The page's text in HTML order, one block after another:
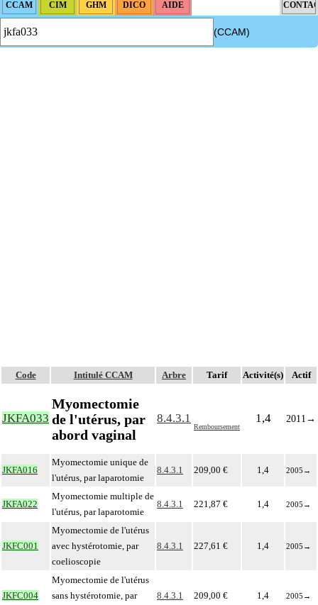
(CCAM)
Code Intitulé CCAM Arbre Tarif Activité(s) Actif
JKFA033
Myomectomie
de l'utérus, par
abord vaginal
8.4.3.1
Remboursement
1,4 2011 →
JKFA016
Myomectomie unique de
l'utérus, par laparotomie
8.4.3.1 209,00 € 1,4 2005 →
JKFA022
Myomectomie multiple de
l'utérus, par laparotomie
8.4.3.1 221,87 € 1,4 2005 →
JKFC001
Myomectomie de l'utérus
avec hystérotomie, par
coelioscopie
8.4.3.1 227,61 € 1,4 2005 →
JKFC004
Myomectomie de l'utérus
sans hystérotomie, par
8.4.3.1 209,00 € 1,4 2005 →